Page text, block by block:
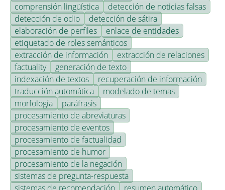
comprensión lingüística
detección de noticias falsas
detección de odio
detección de sátira
elaboración de perfiles
enlace de entidades
etiquetado de roles semánticos
extracción de información
extracción de relaciones
factuality
generación de texto
indexación de textos
recuperación de información
traducción automática
modelado de temas
morfología
paráfrasis
procesamiento de abreviaturas
procesamiento de eventos
procesamiento de factualidad
procesamiento de humor
procesamiento de la negación
sistemas de pregunta-respuesta